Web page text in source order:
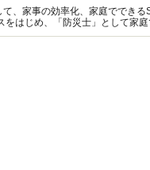
、家事の効率化、家庭ででき
はじめ、「防災士」として家
プルライフの節約リスト（講談